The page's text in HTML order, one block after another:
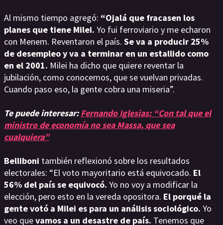
Al mismo tiempo agregó: “Ojalá que fracasen los
planes que tiene Milei. Yo fui ferroviario y me echaron
con Menem. Reventaron el país. Se va a producir 25%
de desempleo y va a terminar en un estallido como
en el 2001. Milei ha dicho que quiere reventar la
jubilación, como conocemos, que se vuelvan privadas.
Cuando paso eso, la gente cobra una miseria”.
Te puede interesar:Fernando Iglesias: “Con tal que el
ministro de economía no sea Massa, que sea
cualquiera”
Belliboni también reflexionó sobre los resultados
electorales: “El voto mayoritario está equivocado. El
56% del país se equivocó. Yo no voy a modificar la
elección, pero esto en la vereda opositora. El porqué la
gente votó a Milei es para un análisis sociológico. Yo
veo quevamos a un desastre de país. Tenemos que